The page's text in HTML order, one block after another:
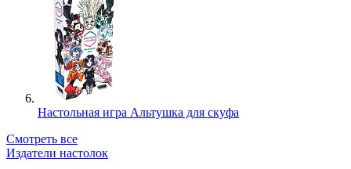
Настольная игра Альтушка для скуфа
Смотреть все
Издатели настолок